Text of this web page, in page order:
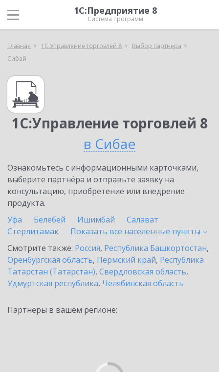
1С:Предприятие 8
Система программ
Главная 1С:Управление торговлей 8
Выбор партнёра
Сибай
1С:Управление торговлей 8
в Сибае
Ознакомьтесь с информационными карточками,
выберите партнёра и отправьте заявку на
консультацию, приобретение или внедрение
продукта.
Уфа
Белебей Ишимбай
Салават
Стерлитамак
Показать все населенные пункты
Смотрите также: Россия, Республика Башкортостан,
Оренбургская область, Пермский край, Республика
Татарстан (Татарстан), Свердловская область,
Удмуртская республика, Челябинская область
Партнеры в вашем регионе: